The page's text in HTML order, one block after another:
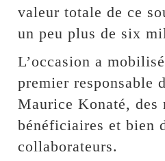
valeur totale de ce
un peu plus de six
L’occasion a
premier responsable
Maurice Konaté, des
bénéficiaires et bien
collaborateurs.